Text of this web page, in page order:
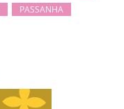
PASSANHA